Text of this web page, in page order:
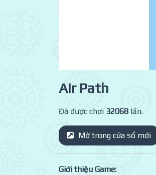
Air Path
Đã được chơi 32068 lần.
Mở trong cửa sổ mới
Giới thiệu Game: